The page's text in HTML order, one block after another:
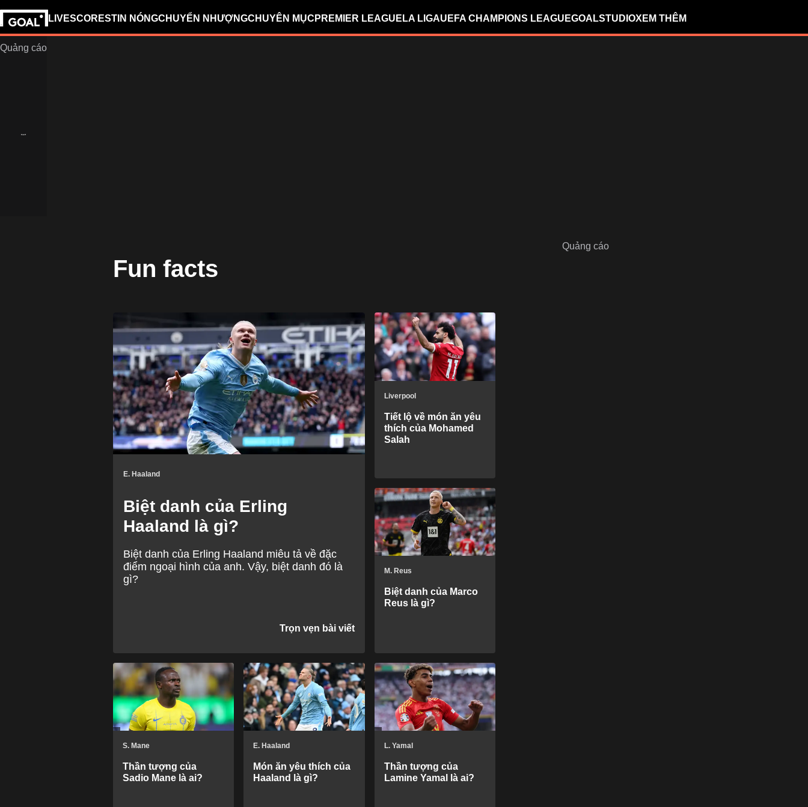
LIVESCORESTIN NÓNGCHUYỂN NHƯỢNGCHUYÊN MỤC PREMIER LEAGUE LA LIGAUEFA CHAMPIONS LEAGUEGOALSTUDIOXEM THÊM
Fun facts
E. Haaland
Biệt danh của Erling
Haaland là gì?
Biệt danh của Erling Haaland miêu tả về đặc
điểm ngoại hình của anh. Vậy, biệt danh đó là
gì?
Liverpool
Tiết lộ về món ăn yêu
thích của Mohamed
Salah
M. Reus
Biệt danh của Marco
Reus là gì?
S. Mane
Thần tượng của
Sadio Mane là ai?
E. Haaland
Món ăn yêu thích của
Haaland là gì?
L. Yamal
Thần tượng của
Lamine Yamal là ai?